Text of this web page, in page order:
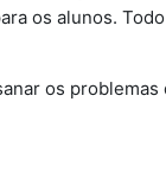
os alunos.
os